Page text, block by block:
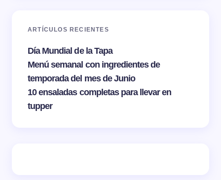
ARTÍCULOS RECIENTES
Día Mundial de la Tapa
Menú semanal con ingredientes de
temporada del mes de Junio
10 ensaladas completas para llevar en
tupper